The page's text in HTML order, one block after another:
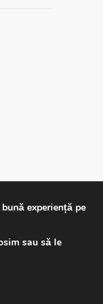
experiență pe
sau să le